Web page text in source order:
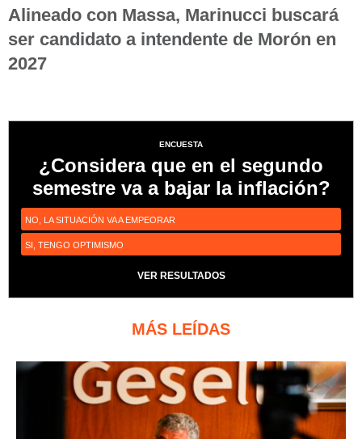
Alineado con Massa, Marinucci buscará
ser candidato a intendente de Morón en
2027
ENCUESTA
¿Considera que en el segundo
semestre va a bajar la inflación?
NO, LA SITUACIÓN VA A EMPEORAR
SI, TENGO OPTIMISMO
VER RESULTADOS
MÁS LEÍDAS